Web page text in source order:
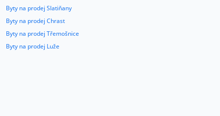
Byty na prodej Slatiňany
Byty na prodej Chrast
Byty na prodej Třemošnice
Byty na prodej Luže